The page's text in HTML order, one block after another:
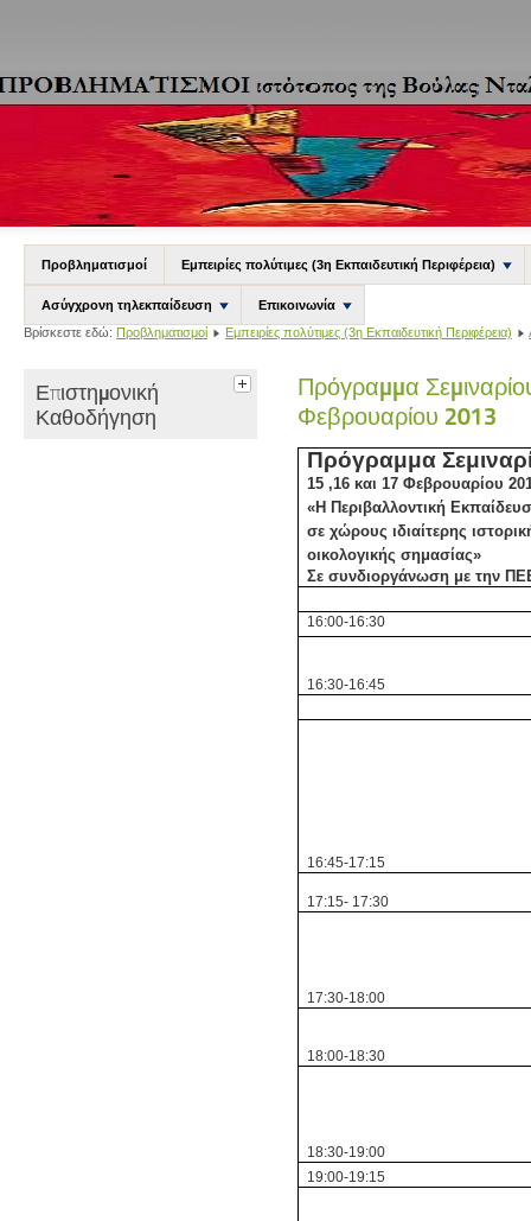
Προβληματισμοί Εμπειρίες πολύτιμες (3η Εκπαιδευτική Περιφέρεια)
Ασύγχρονη τηλεκπαίδευση
Επικοινωνία
Βρίσκεστε εδώ: Προβληματισμοί Εμπειρίες πολύτιμες (3η Εκπαιδευτική Περιφέρεια)
Επιστημονική
Καθοδήγηση
Πρόγραμμα
Φεβρουαρίου 2013
Πρόγραμμα
15 ,16 και 17 Φεβρουαρίου
«Η Περιβαλλοντική
σε χώρους ιδιαίτερης
οικολογικής σημασίας»
Σε συνδιοργάνωση με την
16:00-16:30
16:30-16:45
16:45-17:15
17:15- 17:30
17:30-18:00
18:00-18:30
18:30-19:00
19:00-19:15